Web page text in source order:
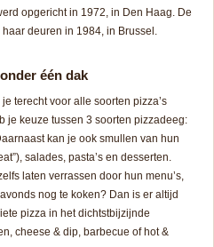
opgericht in 1972, in Den Haag. De
deuren in 1984, in Brussel.
één dak
terecht voor alle soorten pizza’s
je keuze tussen 3 soorten pizzadeeg:
kan je ook smullen van hun
salades, pasta’s en desserten.
laten verrassen door hun menu’s,
nog te koken? Dan is er altijd
pizza in het dichtstbijzijnde
cheese & dip, barbecue of hot &